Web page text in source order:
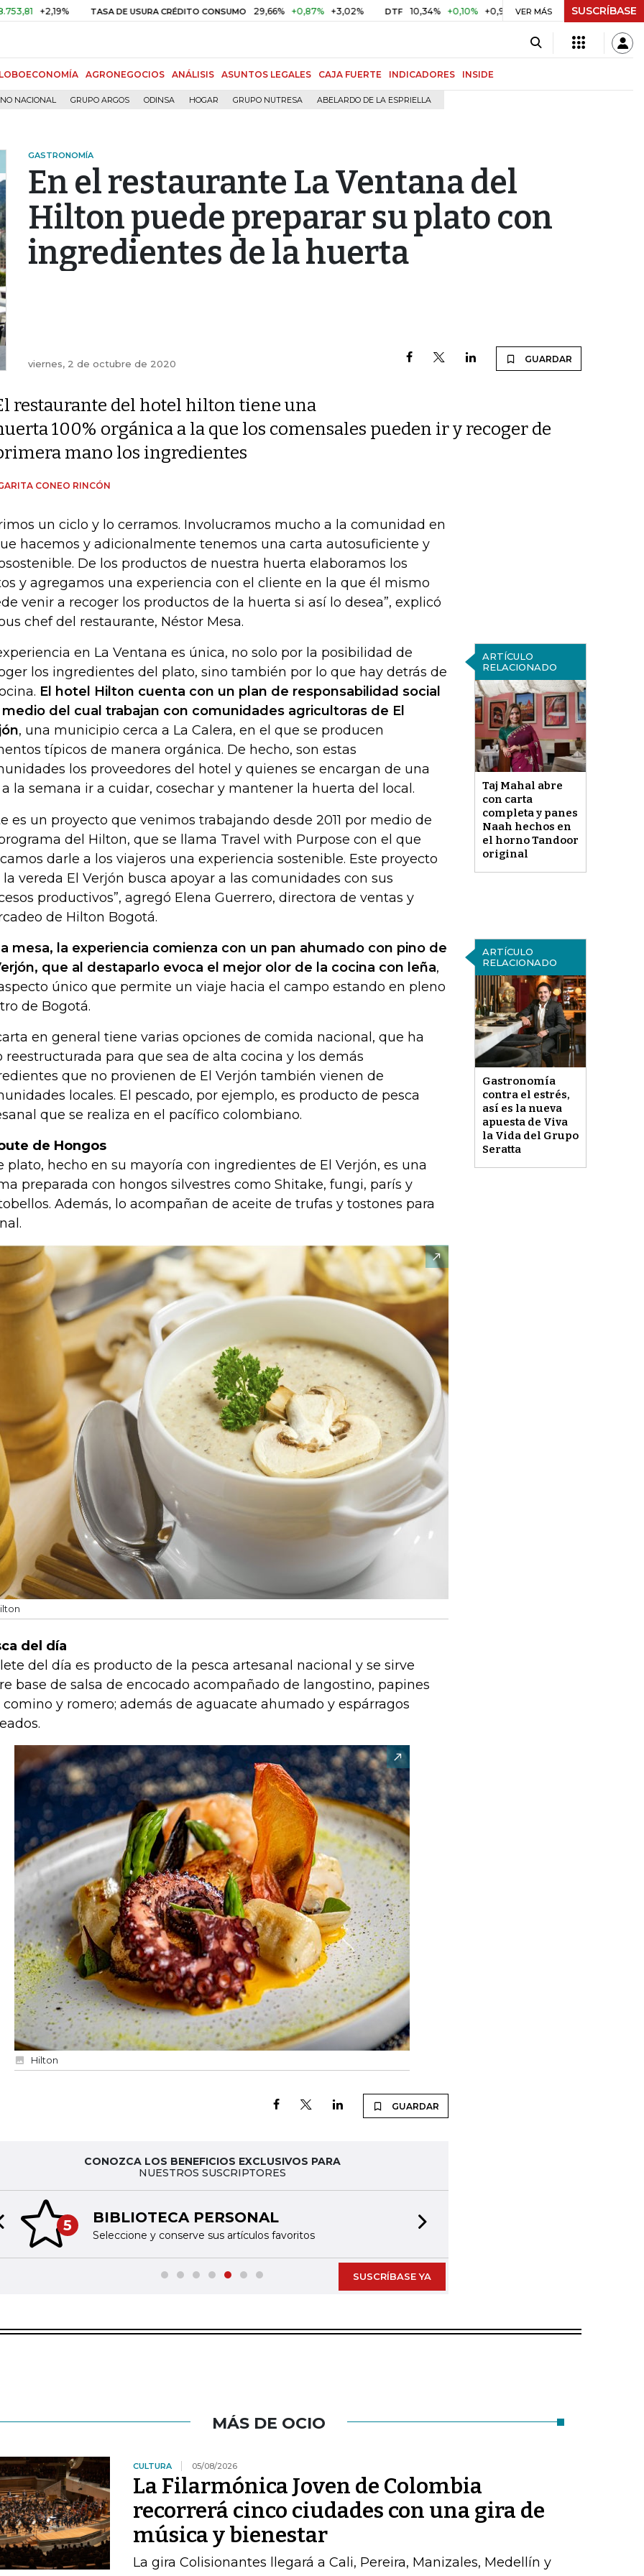
TASA DE USURA CRÉDITO CONSUMO 29,66% +0,87% +3,02% DTF 10,34% +0,10% +0,98% UVR $ 416,91 +$ 0,05 +0,01%
VER MÁS SUSCRÍBASE
AGRONEGOCIOS ANÁLISIS ASUNTOS LEGALES CAJA FUERTE INDICADORES INSIDE
NACIONAL GRUPO ARGOS ODINSA HOGAR GRUPO NUTRESA ABELARDO DE LA ESPRIELLA
GASTRONOMÍA
En el restaurante La Ventana del
Hilton puede preparar su plato con
ingredientes de la huerta
viernes, 2 de octubre de 2020 GUARDAR
restaurante del hotel hilton tiene una
100% orgánica a la que los comensales pueden ir y recoger de
mano los ingredientes
CONEO RINCÓN
un ciclo y lo cerramos. Involucramos mucho a la comunidad en
hacemos y adicionalmente tenemos una carta autosuficiente y
De los productos de nuestra huerta elaboramos los
y agregamos una experiencia con el cliente en la que él mismo
venir a recoger los productos de la huerta si así lo desea”, explicó
chef del restaurante, Néstor Mesa.
ARTÍCULO
RELACIONADO
Taj Mahal abre
con carta
completa y panes
Naah hechos en
el horno Tandoor
original
en La Ventana es única, no solo por la posibilidad de
los ingredientes del plato, sino también por lo que hay detrás de
El hotel Hilton cuenta con un plan de responsabilidad social
del cual trabajan con comunidades agricultoras de El
, una municipio cerca a La Calera, en el que se producen
típicos de manera orgánica. De hecho, son estas
los proveedores del hotel y quienes se encargan de una
la semana ir a cuidar, cosechar y mantener la huerta del local.
es un proyecto que venimos trabajando desde 2011 por medio de
del Hilton, que se llama Travel with Purpose con el que
darle a los viajeros una experiencia sostenible. Este proyecto
la vereda El Verjón busca apoyar a las comunidades con sus
productivos”, agregó Elena Guerrero, directora de ventas y
de Hilton Bogotá.
ARTÍCULO
RELACIONADO
Gastronomía
contra el estrés,
así es la nueva
apuesta de Viva
la Vida del Grupo
Seratta
mesa, la experiencia comienza con un pan ahumado con pino de
que al destaparlo evoca el mejor olor de la cocina con leña,
único que permite un viaje hacia el campo estando en pleno
de Bogotá.
en general tiene varias opciones de comida nacional, que ha
reestructurada para que sea de alta cocina y los demás
que no provienen de El Verjón también vienen de
locales. El pescado, por ejemplo, es producto de pesca
que se realiza en el pacífico colombiano.
de Hongos
plato, hecho en su mayoría con ingredientes de El Verjón, es una
preparada con hongos silvestres como Shitake, fungi, parís y
Además, lo acompañan de aceite de trufas y tostones para
del día
del día es producto de la pesca artesanal nacional y se sirve
base de salsa de encocado acompañado de langostino, papines
comino y romero; además de aguacate ahumado y espárragos
Hilton
GUARDAR
CONOZCA LOS BENEFICIOS EXCLUSIVOS PARA
NUESTROS SUSCRIPTORES
5 BIBLIOTECA PERSONAL
Seleccione y conserve sus artículos favoritos
slide
SUSCRÍBASE YA
MÁS DE OCIO
CULTURA 05/08/2026
La Filarmónica Joven de Colombia
recorrerá cinco ciudades con una gira de
música y bienestar
La gira Colisionantes llegará a Cali, Pereira, Manizales, Medellín y